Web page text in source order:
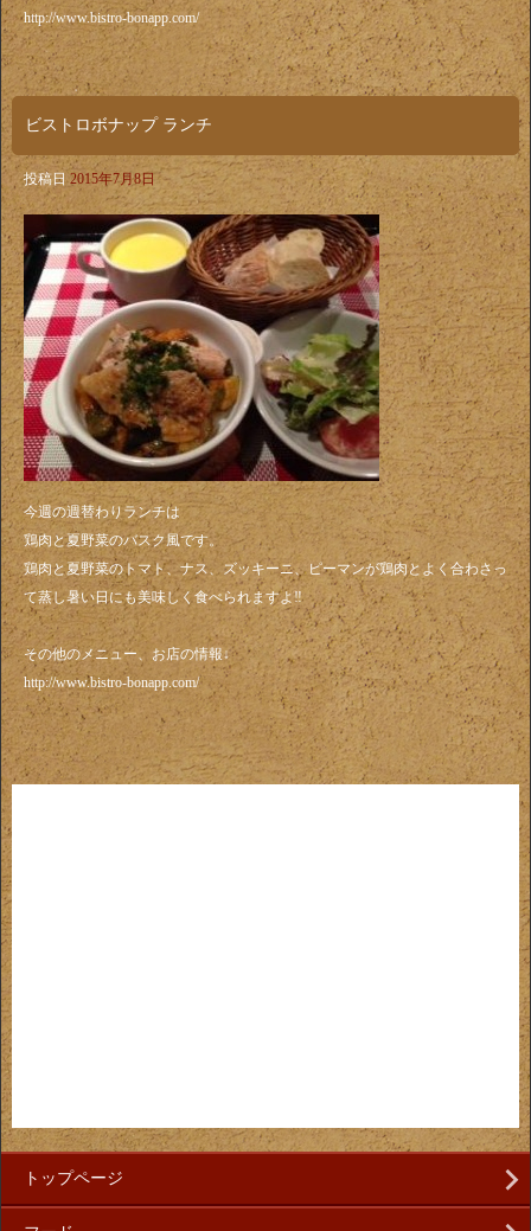
http://www.bistro-bonapp.com/
ビストロボナップ ランチ
投稿日 2015年7月8日
今週の週替わりランチは
鶏肉と夏野菜のバスク風です。
鶏肉と夏野菜のトマト、ナス、ズッキーニ、ピーマンが鶏肉とよく合わさっ
て蒸し暑い日にも美味しく食べられますよ‼️
その他のメニュー、お店の情報↓
http://www.bistro-bonapp.com/
トップページ